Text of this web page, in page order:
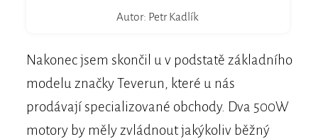
Autor: Petr Kadlík
Nakonec jsem skončil u v podstatě základního
modelu značky Teverun, které u nás
prodávají specializované obchody. Dva 500W
motory by měly zvládnout jakýkoliv běžný